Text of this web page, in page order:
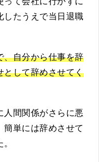
したうえで当日退職
、自分から仕事を辞
として辞めさせてく
人間関係がさらに悪
単には辞めさせて